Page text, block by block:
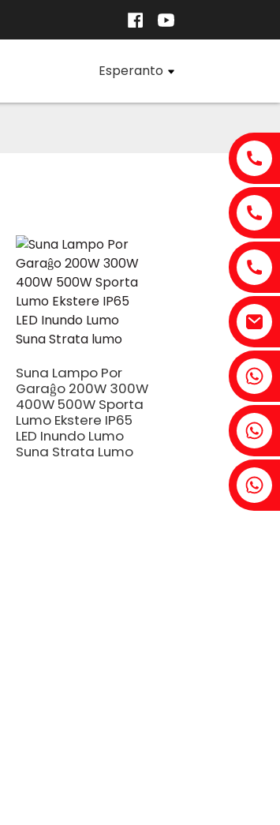
Esperanto
Fenia:+86 18607525299
Hedero: +86 18607522355
Suna Lampo Por
Garaĝo 200W 300W
400W 500W Sporta
Lumo Ekstere IP65
LED Inundo Lumo
Suna Strata Lumo